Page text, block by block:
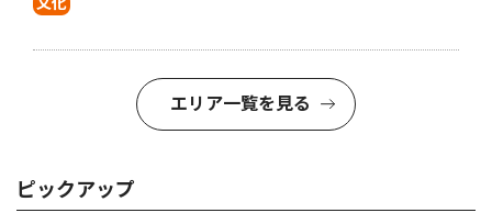
文化
エリア一覧を見る
ピックアップ